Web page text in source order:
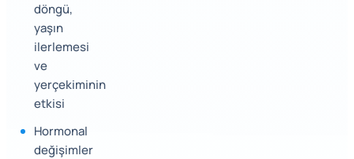
döngü,
yaşın
ilerlemesi
ve
yerçekiminin
etkisi
Hormonal
değişimler